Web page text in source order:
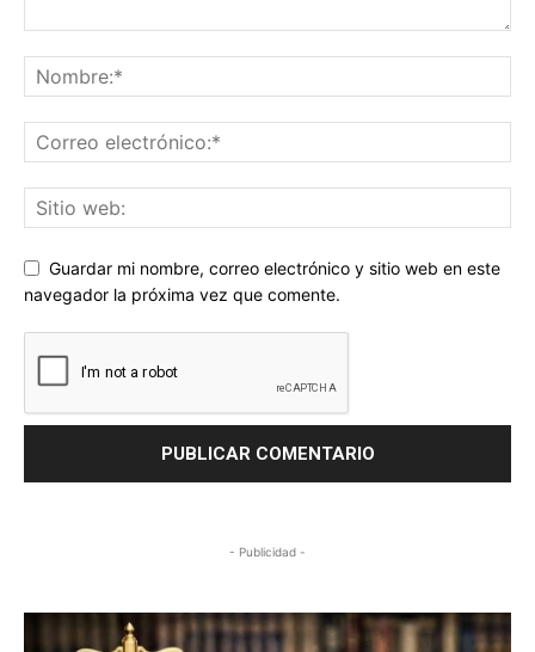
Guardar mi nombre, correo electrónico y sitio web en este
navegador la próxima vez que comente.
- Publicidad -